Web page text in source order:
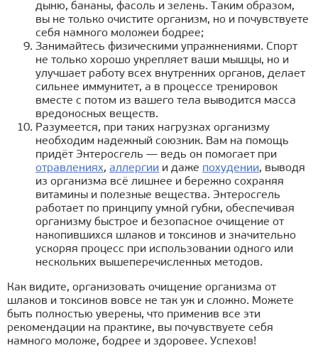
дыню, бананы, фасоль и зелень. Таким образом,
вы не только очистите организм, но и почувствуете
себя намного моложеи бодрее;
Занимайтесь физическими упражнениями. Спорт
не только хорошо укрепляет ваши мышцы, но и
улучшает работу всех внутренних органов, делает
сильнее иммунитет, а в процессе тренировок
вместе с потом из вашего тела выводится масса
вредоносных веществ.
Разумеется, при таких нагрузках организму
необходим надежный союзник. Вам на помощь
придёт Энтеросгель — ведь он помогает при
отравлениях, аллергии и даже похудении, выводя
из организма всё лишнее и бережно сохраняя
витамины и полезные вещества. Энтеросгель
работает по принципу умной губки, обеспечивая
организму быстрое и безопасное очищение от
накопившихся шлаков и токсинов и значительно
ускоряя процесс при использовании одного или
нескольких вышеперечисленных методов.
Как видите, организовать очищение организма от
шлаков и токсинов вовсе не так уж и сложно. Можете
быть полностью уверены, что применив все эти
рекомендации на практике, вы почувствуете себя
намного моложе, бодрее и здоровее. Успехов!